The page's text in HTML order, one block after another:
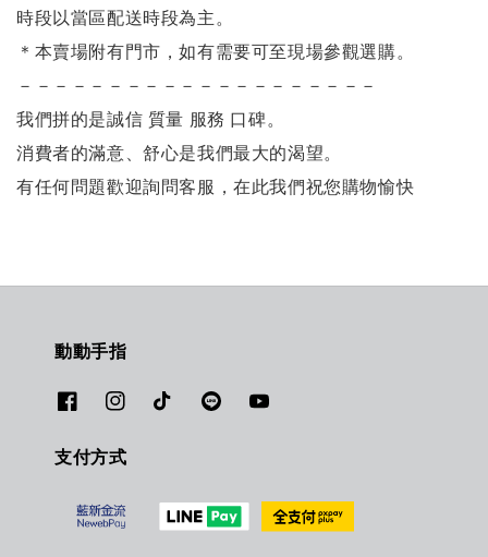
時段以當區配送時段為主。
＊本賣場附有門市，如有需要可至現場參觀選購。
－－－－－－－－－－－－－－－－－－－－
我們拼的是誠信 質量 服務 口碑。
消費者的滿意、舒心是我們最大的渴望。
有任何問題歡迎詢問客服，在此我們祝您購物愉快
動動手指
支付方式